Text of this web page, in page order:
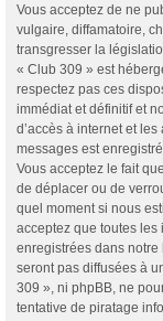
Vous acceptez de ne
vulgaire, diffamatoire,
transgresser la
« Club 309 » est
respectez pas ces
immédiat et définitif et
d’accès à internet et
messages est
Vous acceptez le fait
de déplacer ou de
quel moment si nous
acceptez que toutes
enregistrées dans
seront pas diffusées à
309 », ni phpBB, ne
tentative de piratage